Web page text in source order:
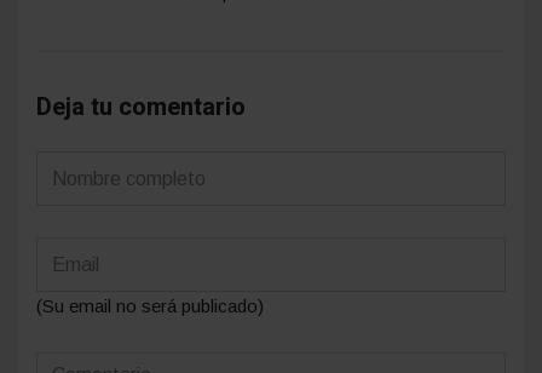
Deja tu comentario
(Su email no será publicado)